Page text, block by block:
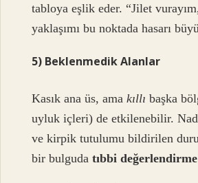
tabloya eşlik eder. “Jilet
yaklaşımı bu noktada hasarı
5) Beklenmedik Alanlar
Kasık ana üs, amakıllı başka
uyluk içleri) de etkilenebilir.
ve kirpik tutulumu bildirilen
bir bulgudatıbbi